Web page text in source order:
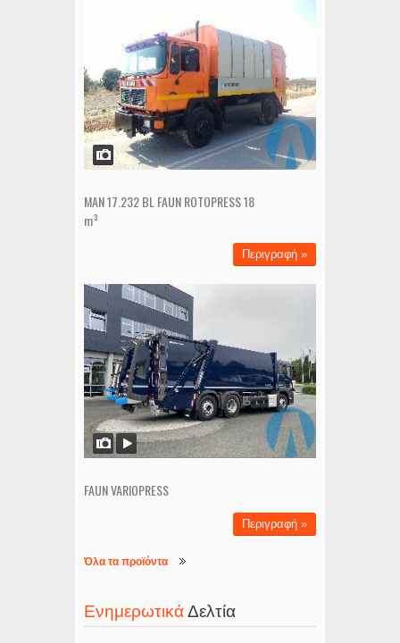
MAN 17.232 BL FAUN ROTOPRESS 18
m³
Περιγραφή »
FAUN VARIOPRESS
Περιγραφή »
Όλα τα προϊόντα
ΕνημερωτικάΔελτία